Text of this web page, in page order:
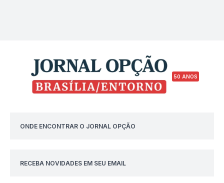
50 ANOS
ONDE ENCONTRAR O JORNAL OPÇÃO
RECEBA NOVIDADES EM SEU EMAIL